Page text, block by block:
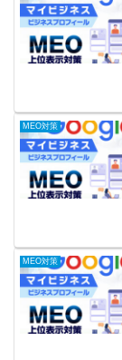
MEO対策
MEO対策